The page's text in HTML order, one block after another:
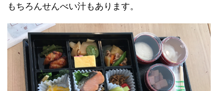
もちろんせんべい汁もあります。